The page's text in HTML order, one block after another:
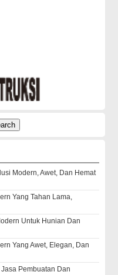
Modern, Awet, Dan Hemat
Yang Tahan Lama,
Untuk Hunian Dan
Yang Awet, Elegan, Dan
Pembuatan Dan